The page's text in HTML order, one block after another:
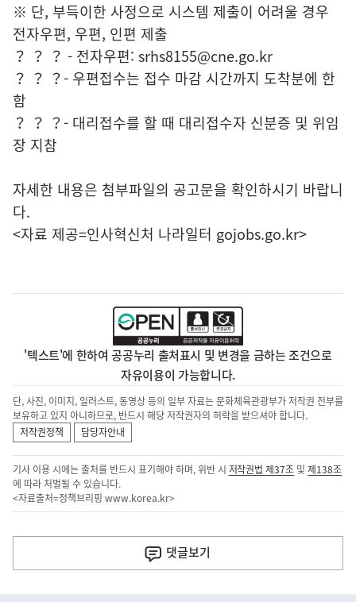
※ 단, 부득이한 사정으로 시스템 제출이 어려울 경우
전자우편, 우편, 인편 제출
？ ？ ？ - 전자우편: srhs8155@cne.go.kr
？ ？ ？- 우편접수는 접수 마감 시간까지 도착분에 한
함
？ ？ ？- 대리접수를 할 때 대리접수자 신분증 및 위임
장 지참
자세한 내용은 첨부파일의 공고문을 확인하시기 바랍니
다.
<자료 제공=인사혁신처 나라일터 gojobs.go.kr>
'텍스트'에 한하여 공공누리 출처표시 및 변경을 금하는 조건으로
자유이용이 가능합니다.
단, 사진, 이미지, 일러스트, 동영상 등의 일부 자료는 문화체육관광부가 저작권 전부를
보유하고 있지 아니하므로, 반드시 해당 저작권자의 허락을 받으셔야 합니다.
저작권정책
담당자안내
기사 이용 시에는 출처를 반드시 표기해야 하며, 위반 시 저작권법 제37조 및제138조
에 따라 처벌될 수 있습니다.
<자료출처=정책브리핑 www.korea.kr>
다
댓글보기